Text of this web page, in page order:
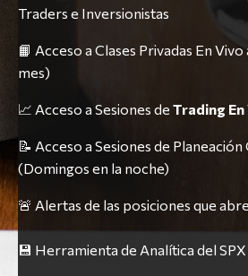
Traders e Inversionistas
📙 Acceso a Clases Privadas En
mes)
📈 Acceso a Sesiones de Trading
📝 Acceso a Sesiones de Planeación
(Domingos en la noche)
🚨 Alertas de las posiciones que
💾 Herramienta de Analítica del SPX